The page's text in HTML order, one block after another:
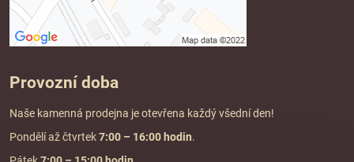
Provozní doba
Naše kamenná prodejna je otevřena každý všední den!
Pondělí až čtvrtek7:00 – 16:00 hodin.